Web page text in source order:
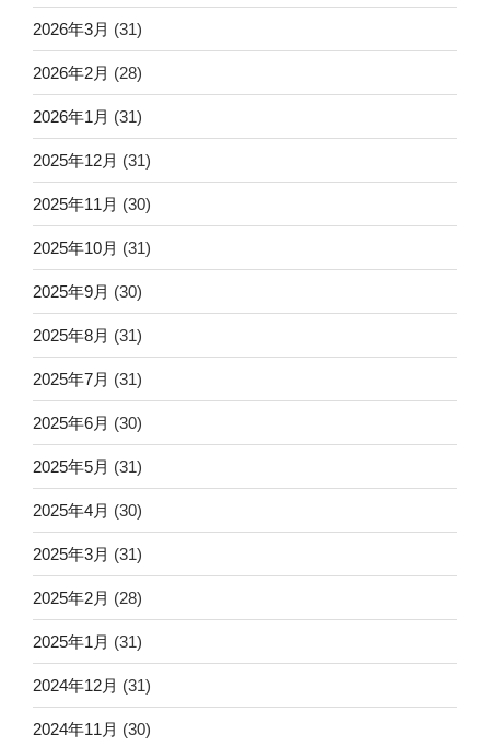
2026年3月 (31)
2026年2月 (28)
2026年1月 (31)
2025年12月 (31)
2025年11月 (30)
2025年10月 (31)
2025年9月 (30)
2025年8月 (31)
2025年7月 (31)
2025年6月 (30)
2025年5月 (31)
2025年4月 (30)
2025年3月 (31)
2025年2月 (28)
2025年1月 (31)
2024年12月 (31)
2024年11月 (30)